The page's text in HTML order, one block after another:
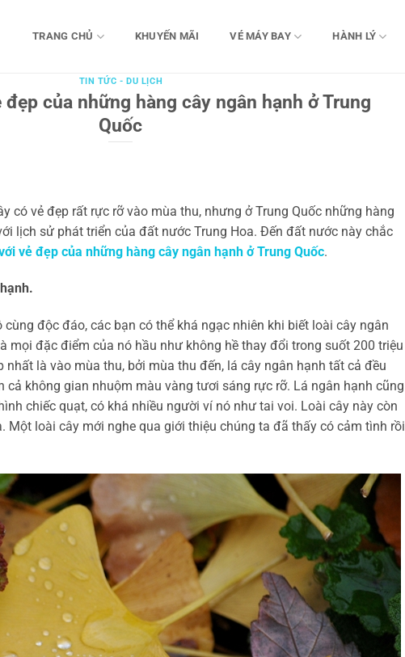
TRANG CHỦ KHUYẾN MÃI VÉ MÁY BAY HÀNH LÝ
TIN TỨC - DU LỊCH
của những hàng cây ngân hạnh ở Trung
Quốc
có vẻ đẹp rất rực rỡ vào mùa thu, nhưng ở Trung Quốc những hàng
lịch sử phát triển của đất nước Trung Hoa. Đến đất nước này chắc
vẻ đẹp của những hàng cây ngân hạnh ở Trung Quốc.
độc đáo, các bạn có thể khá ngạc nhiên khi biết loài cây ngân
mọi đặc điểm của nó hầu như không hề thay đổi trong suốt 200 triệu
nhất là vào mùa thu, bởi mùa thu đến, lá cây ngân hạnh tất cả đều
cả không gian nhuộm màu vàng tươi sáng rực rỡ. Lá ngân hạnh cũng
chiếc quạt, có khá nhiều người ví nó như tai voi. Loài cây này còn
Một loài cây mới nghe qua giới thiệu chúng ta đã thấy có cảm tình rồi